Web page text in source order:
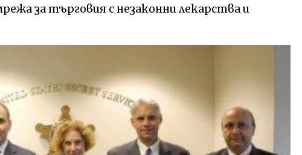
за търговия с незаконни лекарства и